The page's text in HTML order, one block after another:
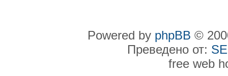
Powered by phpBB ©
Преведено от:
free web